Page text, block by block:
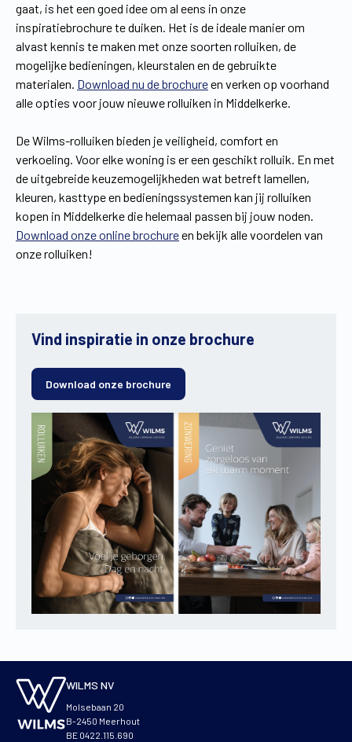
gaat, is het een goed idee om al eens in onze
inspiratiebrochure te duiken. Het is de ideale manier om
alvast kennis te maken met onze soorten rolluiken, de
mogelijke bedieningen, kleurstalen en de gebruikte
materialen. Download nu de brochureen verken op voorhand
alle opties voor jouw nieuwe rolluiken in Middelkerke.
De Wilms-rolluiken bieden je veiligheid, comfort en
verkoeling. Voor elke woning is er een geschikt rolluik. En met
de uitgebreide keuzemogelijkheden wat betreft lamellen,
kleuren, kasttype en bedieningssystemen kan jij rolluiken
kopen in Middelkerke die helemaal passen bij jouw noden.
Download onze online brochureen bekijk alle voordelen van
onze rolluiken!
Vind inspiratie in onze brochure
Download onze brochure
WILMS NV
Molsebaan 20
B-2450 Meerhout
BE 0422.115.690